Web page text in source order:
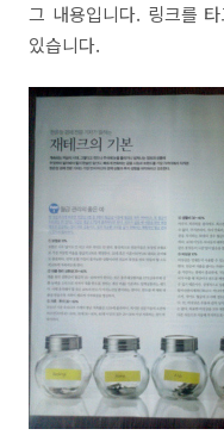
그 내용입니다. 링크를
있습니다.